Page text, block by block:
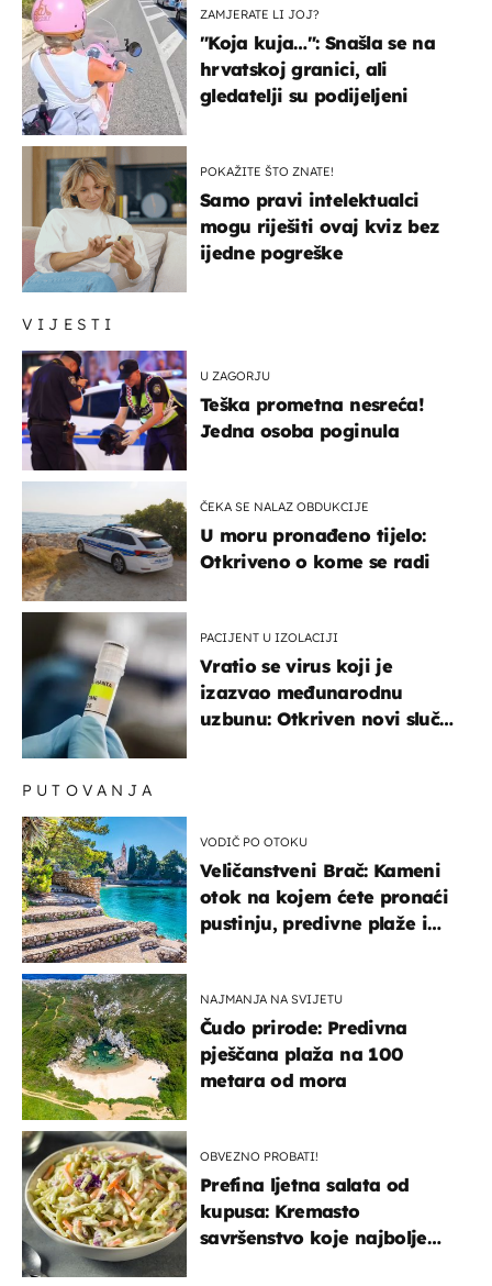
VIJESTI
U ZAGORJU
Teška prometna nesreća!
Jedna osoba poginula
ČEKA SE NALAZ OBDUKCIJE
U moru pronađeno tijelo:
Otkriveno o kome se radi
PACIJENT U IZOLACIJI
Vratio se virus koji je
izazvao međunarodnu
uzbunu: Otkriven novi slučaj
ZAMJERATE LI JOJ?
"Koja kuja…": Snašla se na
hrvatskoj granici, ali
gledatelji su podijeljeni
POKAŽITE ŠTO ZNATE!
Samo pravi intelektualci
mogu riješiti ovaj kviz bez
ijedne pogreške
PUTOVANJA
VODIČ PO OTOKU
Veličanstveni Brač: Kameni
otok na kojem ćete pronaći
pustinju, predivne plaže i
NAJMANJA NA SVIJETU
Čudo prirode: Predivna
pješčana plaža na 100
metara od mora
OBVEZNO PROBATI!
Prefina ljetna salata od
kupusa: Kremasto
savršenstvo koje najbolje